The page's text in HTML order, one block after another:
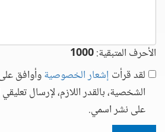
الأحرف المتبقية:1000
لقد قرأت إشعار الخصوصيةوأوافق
الشخصية، بالقدر اللازم، لإرسال
على نشر اسمي.